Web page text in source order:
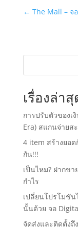
← The Mall – จ
เรื่องล่าสุ
การปรับตัวของเ
Era) สแกนจ่ายส
4 item สร้างยอ
กัน!!!
เป็นไหม? ฝากข
กำไร
เปลี่ยนโปรโมชัน
นั้นด้วย จอ
จัดส่งและติดตั้งถึ